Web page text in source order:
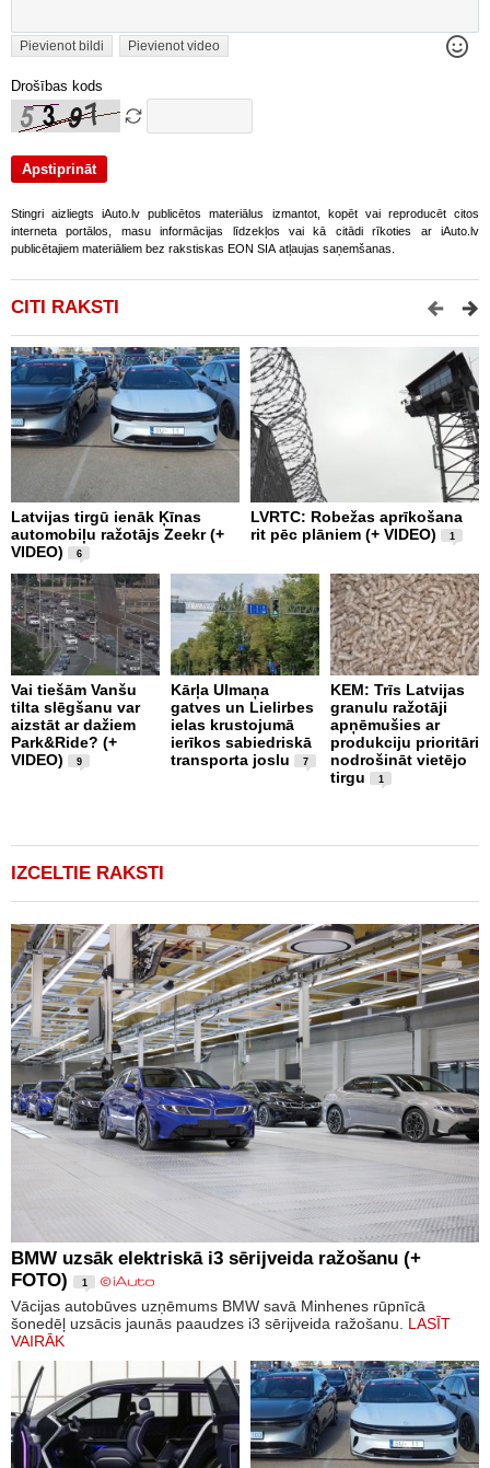
Pievienot bildi Pievienot video
Drošības kods
Stingri aizliegts iAuto.lv publicētos materiālus izmantot, kopēt vai reproducēt citos
interneta portālos, masu informācijas līdzekļos vai kā citādi rīkoties ar iAuto.lv
publicētajiem materiāliem bez rakstiskas EON SIA atļaujas saņemšanas.
CITI RAKSTI
Latvijas tirgū ienāk Ķīnas
automobiļu ražotājs Zeekr (+
VIDEO)
6
LVRTC: Robežas aprīkošana
rit pēc plāniem (+ VIDEO)
1
Vai tiešām Vanšu
tilta slēgšanu var
aizstāt ar dažiem
Park&Ride? (+
VIDEO)
9
Kārļa Ulmaņa
gatves un Lielirbes
ielas krustojumā
ierīkos sabiedriskā
transporta joslu
7
KEM: Trīs Latvijas
granulu ražotāji
apņēmušies ar
produkciju prioritāri
nodrošināt vietējo
tirgu
1
IZCELTIE RAKSTI
BMW uzsāk elektriskā i3 sērijveida ražošanu (+
FOTO)
1
Vācijas autobūves uzņēmums BMW savā Minhenes rūpnīcā
šonedēļ uzsācis jaunās paaudzes i3 sērijveida ražošanu. LASĪT
VAIRĀK